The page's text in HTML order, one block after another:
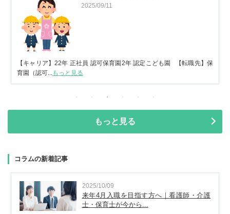
2025/09/11
【キャリア】22年 正社員 認可保育園2年 認定こども園 【転職先】保
育園（認可...
もっと見る
もっと見る
コラムの新着記事
2025/10/09
来年4月入職を目指す方へ｜看護師・介護
士・保育士が今から...